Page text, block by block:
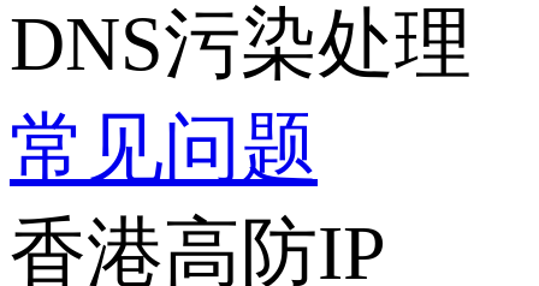
DNS污染处理
常见问题
香港高防IP